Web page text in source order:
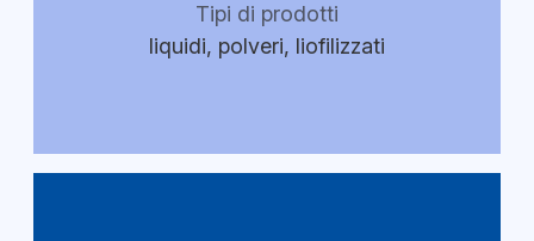
Tipi di prodotti
liquidi, polveri, liofilizzati